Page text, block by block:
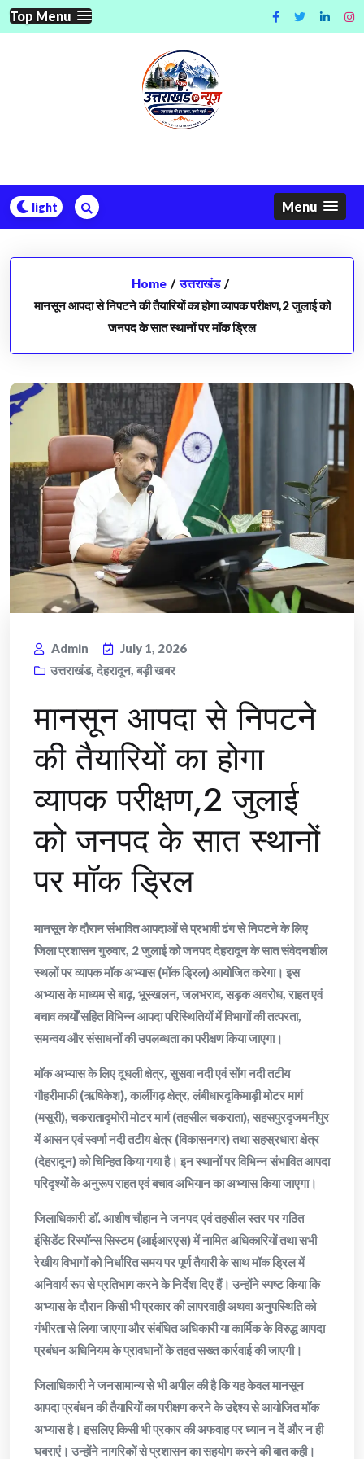
Skip
to
Top Menu
Menu
Home / उत्तराखंड /
मानसून आपदा से निपटने की तैयारियों का होगा व्यापक परीक्षण,2 जुलाई को
जनपद के सात स्थानों पर मॉक ड्रिल
Admin
July 1, 2026
उत्तराखंड, देहरादून, बड़ी खबर
मानसून आपदा से निपटने
की तैयारियों का होगा
व्यापक परीक्षण,2 जुलाई
को जनपद के सात स्थानों
पर मॉक ड्रिल
मानसून के दौरान संभावित आपदाओं से प्रभावी ढंग से निपटने के लिए
जिला प्रशासन गुरुवार, 2 जुलाई को जनपद देहरादून के सात संवेदनशील
स्थलों पर व्यापक मॉक अभ्यास (मॉक ड्रिल) आयोजित करेगा। इस
अभ्यास के माध्यम से बाढ़, भूस्खलन, जलभराव, सड़क अवरोध, राहत एवं
बचाव कार्यों सहित विभिन्न आपदा परिस्थितियों में विभागों की तत्परता,
समन्वय और संसाधनों की उपलब्धता का परीक्षण किया जाएगा।
मॉक अभ्यास के लिए दूधली क्षेत्र, सुसवा नदी एवं सोंग नदी तटीय
गौहरीमाफी (ऋषिकेश), कार्लीगढ़ क्षेत्र, लंबीधारदृकिमाड़ी मोटर मार्ग
(मसूरी), चकरातादृमोरी मोटर मार्ग (तहसील चकराता), सहसपुरदृजमनीपुर
में आसन एवं स्वर्णा नदी तटीय क्षेत्र (विकासनगर) तथा सहस्रधारा क्षेत्र
(देहरादून) को चिन्हित किया गया है। इन स्थानों पर विभिन्न संभावित आपदा
परिदृश्यों के अनुरूप राहत एवं बचाव अभियान का अभ्यास किया जाएगा।
जिलाधिकारी डॉ. आशीष चौहान ने जनपद एवं तहसील स्तर पर गठित
इंसिडेंट रिस्पॉन्स सिस्टम (आईआरएस) में नामित अधिकारियों तथा सभी
रेखीय विभागों को निर्धारित समय पर पूर्ण तैयारी के साथ मॉक ड्रिल में
अनिवार्य रूप से प्रतिभाग करने के निर्देश दिए हैं। उन्होंने स्पष्ट किया कि
अभ्यास के दौरान किसी भी प्रकार की लापरवाही अथवा अनुपस्थिति को
गंभीरता से लिया जाएगा और संबंधित अधिकारी या कार्मिक के विरुद्ध आपदा
प्रबंधन अधिनियम के प्रावधानों के तहत सख्त कार्रवाई की जाएगी।
जिलाधिकारी ने जनसामान्य से भी अपील की है कि यह केवल मानसून
आपदा प्रबंधन की तैयारियों का परीक्षण करने के उद्देश्य से आयोजित मॉक
अभ्यास है। इसलिए किसी भी प्रकार की अफवाह पर ध्यान न दें और न ही
घबराएं। उन्होंने नागरिकों से प्रशासन का सहयोग करने की बात कही।